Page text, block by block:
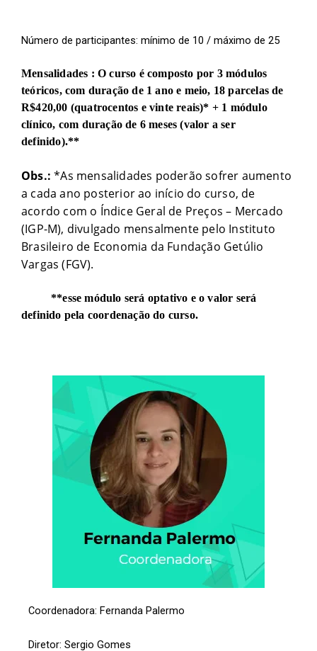
Número de participantes: mínimo de 10 / máximo de 25
Mensalidades : O curso é composto por 3 módulos
teóricos, com duração de 1 ano e meio, 18 parcelas de
R$420,00 (quatrocentos e vinte reais)* + 1 módulo
clínico, com duração de 6 meses (valor a ser
definido).**
Obs.:*As mensalidades poderão sofrer aumento
a cada ano posterior ao início do curso, de
acordo com o Índice Geral de Preços – Mercado
(IGP-M), divulgado mensalmente pelo Instituto
Brasileiro de Economia da Fundação Getúlio
Vargas (FGV).
**esse módulo será optativo e o valor será
definido pela coordenação do curso.
Coordenadora: Fernanda Palermo
Diretor: Sergio Gomes